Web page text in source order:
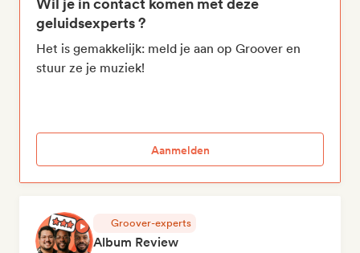
Wil je in contact komen met deze
geluidsexperts ?
Het is gemakkelijk: meld je aan op Groover en
stuur ze je muziek!
Aanmelden
Groover-experts
Album Review